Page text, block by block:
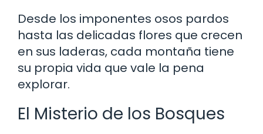
Desde los imponentes osos pardos
hasta las delicadas flores que crecen
en sus laderas, cada montaña tiene
su propia vida que vale la pena
explorar.
El Misterio de los Bosques